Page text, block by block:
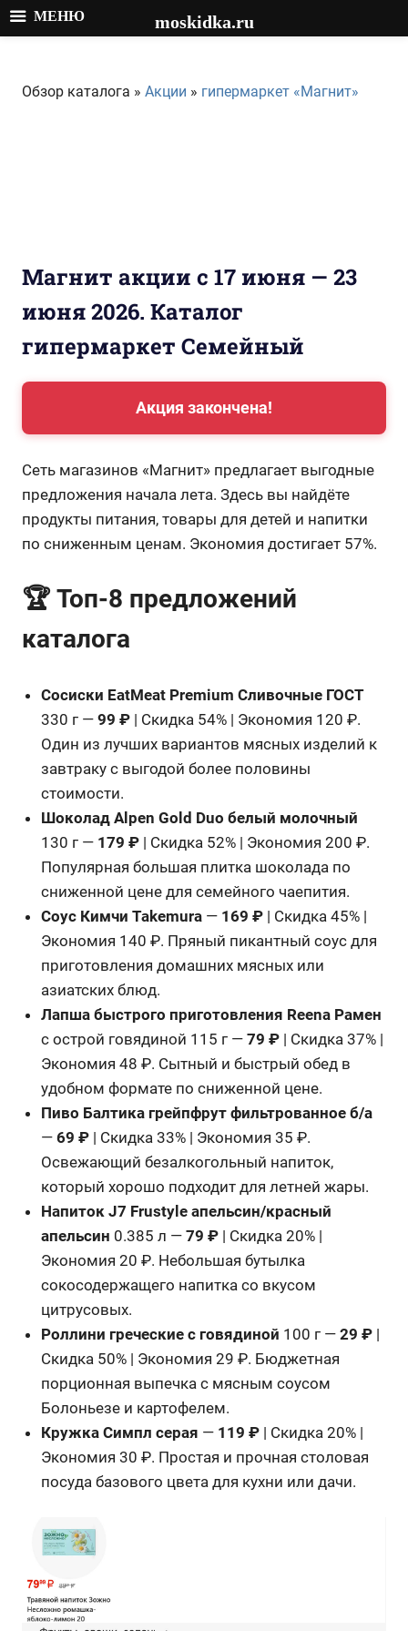
содержимому
Обзор каталога » Акции » гипермаркет «Магнит»
Магнит акции с 17 июня — 23
июня 2026. Каталог
гипермаркет Семейный
Акция закончена!
Сеть магазинов «Магнит» предлагает выгодные
предложения начала лета. Здесь вы найдёте
продукты питания, товары для детей и напитки
по сниженным ценам. Экономия достигает 57%.
🏆 Топ-8 предложений
каталога
Сосиски EatMeat Premium Сливочные ГОСТ
330 г —99 ₽ | Скидка 54% | Экономия 120 ₽.
Один из лучших вариантов мясных изделий к
завтраку с выгодой более половины
стоимости.
Шоколад Alpen Gold Duo белый молочный
130 г — 179 ₽ | Скидка 52% | Экономия 200 ₽.
Популярная большая плитка шоколада по
сниженной цене для семейного чаепития.
Соус Кимчи Takemura — 169 ₽ | Скидка 45% |
Экономия 140 ₽. Пряный пикантный соус для
приготовления домашних мясных или
азиатских блюд.
Лапша быстрого приготовления Reena Рамен
с острой говядиной 115 г —79 ₽ | Скидка 37% |
Экономия 48 ₽. Сытный и быстрый обед в
удобном формате по сниженной цене.
Пиво Балтика грейпфрут фильтрованное б/а
—69 ₽ | Скидка 33% | Экономия 35 ₽.
Освежающий безалкогольный напиток,
который хорошо подходит для летней жары.
Напиток J7 Frustyle апельсин/красный
апельсин 0.385 л —79 ₽ | Скидка 20% |
Экономия 20 ₽. Небольшая бутылка
сокосодержащего напитка со вкусом
цитрусовых.
Роллини греческие с говядиной 100 г —29 ₽ |
Скидка 50% | Экономия 29 ₽. Бюджетная
порционная выпечка с мясным соусом
Болоньезе и картофелем.
Кружка Симпл серая — 119 ₽ | Скидка 20% |
Экономия 30 ₽. Простая и прочная столовая
посуда базового цвета для кухни или дачи.
МЕНЮ moskidka.ru